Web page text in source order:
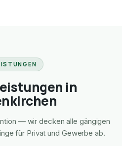
in
— wir decken alle gängigen
für Privat und Gewerbe ab.